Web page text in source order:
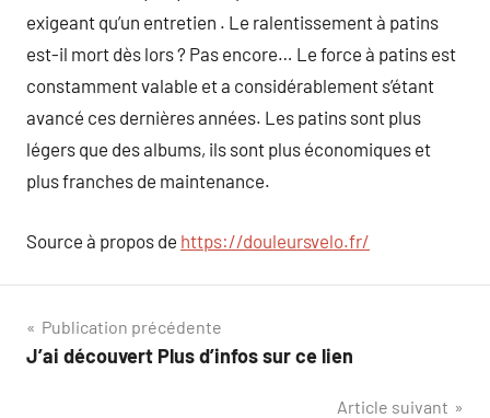
exigeant qu’un entretien . Le ralentissement à patins
est-il mort dès lors ? Pas encore… Le force à patins est
constamment valable et a considérablement s’étant
avancé ces dernières années. Les patins sont plus
légers que des albums, ils sont plus économiques et
plus franches de maintenance.
Source à propos de https://douleursvelo.fr/
Navigation
de
Publication précédente
J’ai découvert Plus d’infos sur ce lien
Article suivant